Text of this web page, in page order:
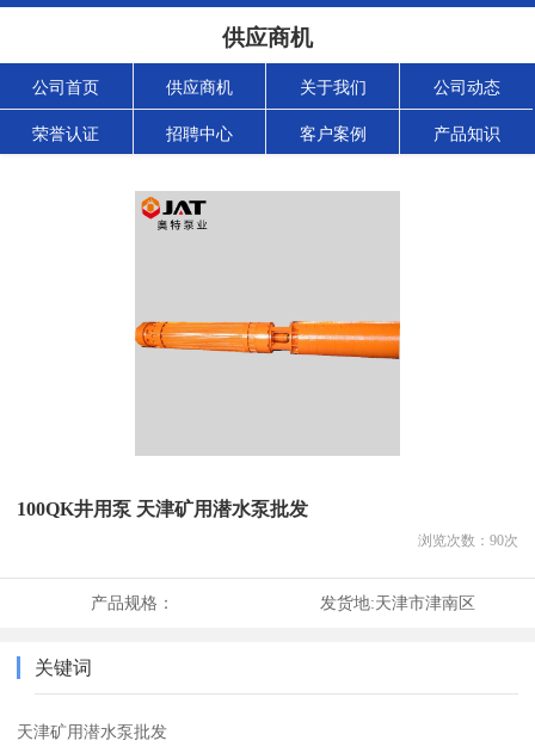
供应商机
公司首页 供应商机 关于我们 公司动态
荣誉认证 招聘中心 客户案例 产品知识
100QK井用泵 天津矿用潜水泵批发
浏览次数： 90次
产品规格： 发货地:天津市津南区
关键词
天津矿用潜水泵批发